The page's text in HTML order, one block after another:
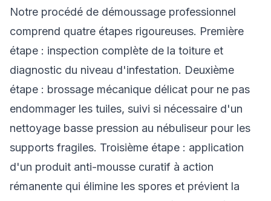
Notre procédé de démoussage professionnel
comprend quatre étapes rigoureuses. Première
étape : inspection complète de la toiture et
diagnostic du niveau d'infestation. Deuxième
étape : brossage mécanique délicat pour ne pas
endommager les tuiles, suivi si nécessaire d'un
nettoyage basse pression au nébuliseur pour les
supports fragiles. Troisième étape : application
d'un produit anti-mousse curatif à action
rémanente qui élimine les spores et prévient la